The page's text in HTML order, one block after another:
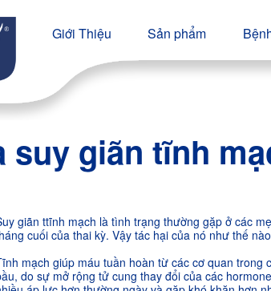
Giới Thiệu Sản phẩm
suy giãn tĩnh
giãn ttĩnh mạch là tình trạng thường gặp ở các
cuối của thai kỳ. Vậy tác hại của nó như thế
mạch giúp máu tuần hoàn từ các cơ quan trong
do sự mở rộng tử cung thay đổi của các